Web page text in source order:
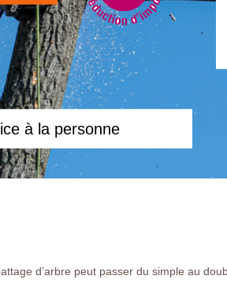
à la personne
d’arbre peut passer du simple au